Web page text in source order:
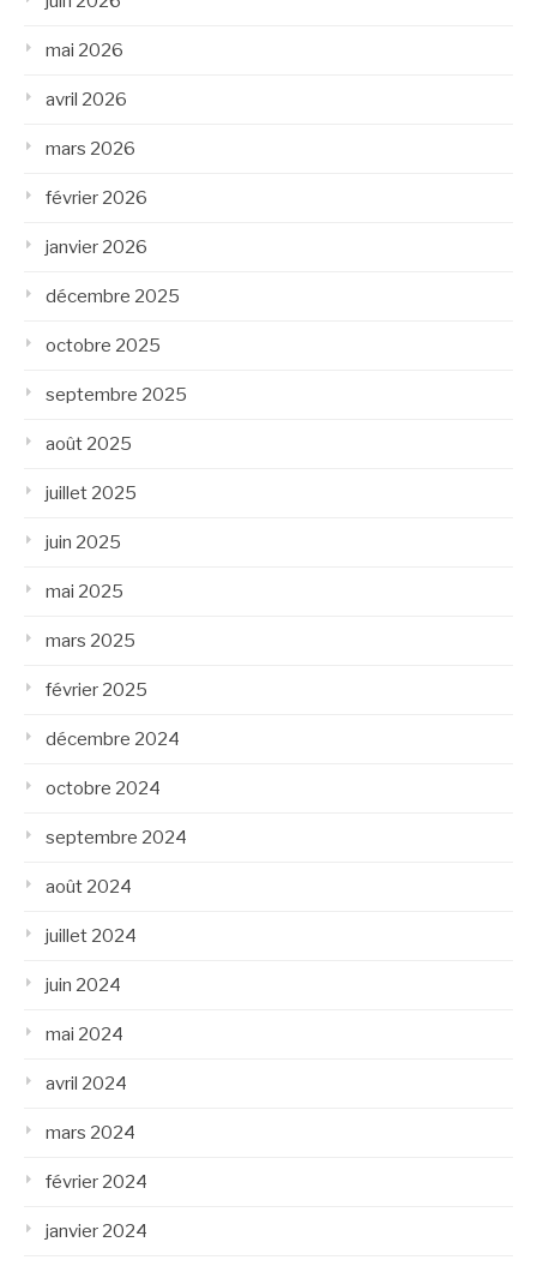
mai 2026
avril 2026
mars 2026
février 2026
janvier 2026
décembre 2025
octobre 2025
septembre 2025
août 2025
juillet 2025
juin 2025
mai 2025
mars 2025
février 2025
décembre 2024
octobre 2024
septembre 2024
août 2024
juillet 2024
juin 2024
mai 2024
avril 2024
mars 2024
février 2024
janvier 2024